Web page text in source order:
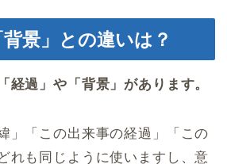
背景」との違いは？
経過」や「背景」があります。
」「この出来事の経過」「この
れも同じように使いますし、意